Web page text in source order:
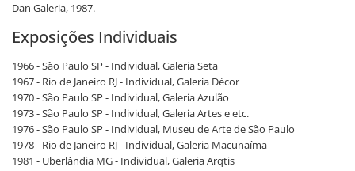
Dan Galeria, 1987.
Exposições Individuais
1966 - São Paulo SP - Individual, Galeria Seta
1967 - Rio de Janeiro RJ - Individual, Galeria Décor
1970 - São Paulo SP - Individual, Galeria Azulão
1973 - São Paulo SP - Individual, Galeria Artes e etc.
1976 - São Paulo SP - Individual, Museu de Arte de São Paulo
1978 - Rio de Janeiro RJ - Individual, Galeria Macunaíma
1981 - Uberlândia MG - Individual, Galeria Arqtis